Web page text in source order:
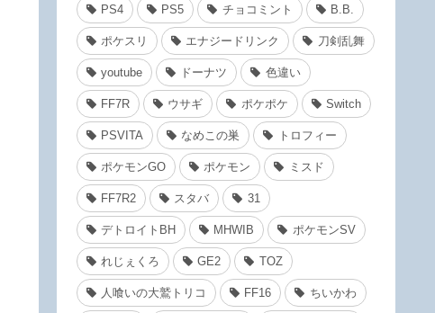
PS4 PS5 チョコミント B.B.
ポケスリ エナジードリンク 刀剣乱舞
youtube ドーナツ 色違い
FF7R ウサギ ポケポケ Switch
PSVITA なめこの巣 トロフィー
ポケモンGO ポケモン ミスド
FF7R2 スタバ 31
デトロイトBH MHWIB ポケモンSV
れじぇくろ GE2 TOZ
人喰いの大鷲トリコ FF16 ちいかわ